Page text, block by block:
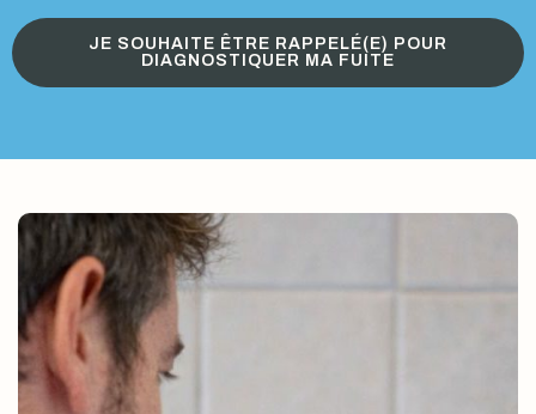
JE SOUHAITE ÊTRE RAPPELÉ(E) POUR
DIAGNOSTIQUER MA FUITE